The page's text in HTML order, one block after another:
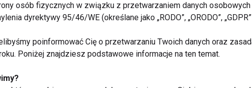
w Polsce konwencja Les Mills by Reebokprowadzona
sceny fitness. Sprawdź swoją kondycję i
głównej odbędą się liczne pokazy, a także otwarte treningi
są wszyscy goście targów.
osób fizycznych w związku z przetwarzaniem danych
dyrektywy 95/46/WE (określane jako „RODO”, „ORODO”,
poinformować Cię o przetwarzaniu Twoich danych oraz
Poniżej znajdziesz podstawowe informacje na ten temat.